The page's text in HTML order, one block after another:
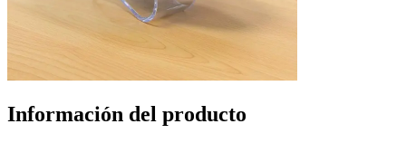
Información del producto